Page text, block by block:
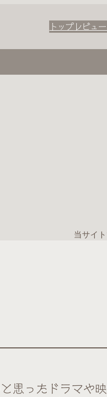
トップ レビュ
当サイ
思ったドラマや映